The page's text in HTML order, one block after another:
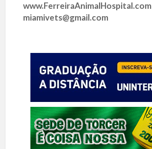
www.FerreiraAnimalHospital.com
miamivets@gmail.com